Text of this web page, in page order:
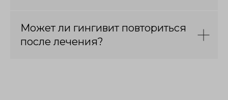
Может ли гингивит повториться
после лечения?